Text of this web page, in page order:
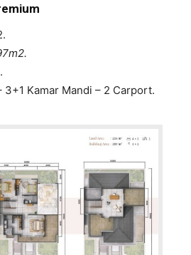
3+1 Kamar Mandi – 2 Carport.